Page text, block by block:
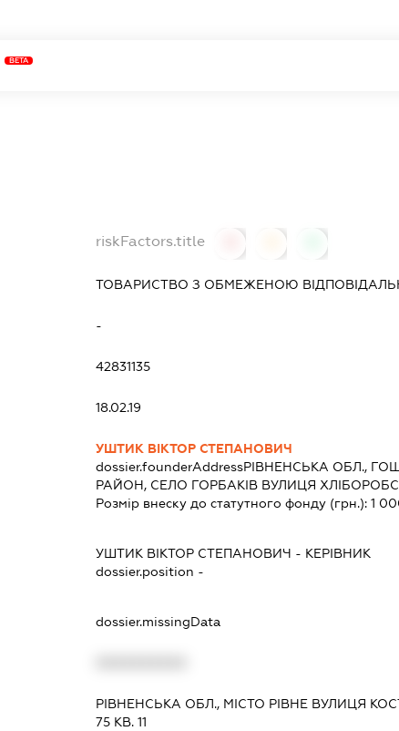
BETA
riskFactors.title
ТОВАРИСТВО З ОБМЕЖЕНОЮ
-
42831135
18.02.19
УШТИК ВІКТОР СТЕПАНОВИЧ
dossier.founderAddressРІВНЕНСЬКА ОБЛ.,
РАЙОН, СЕЛО ГОРБАКІВ ВУЛИЦЯ
Розмір внеску до статутного фонду (грн.):1
УШТИК ВІКТОР СТЕПАНОВИЧ - КЕРІВНИК
dossier.position -
dossier.missingData
РІВНЕНСЬКА ОБЛ., МІСТО РІВНЕ ВУЛИЦЯ
75 КВ. 11